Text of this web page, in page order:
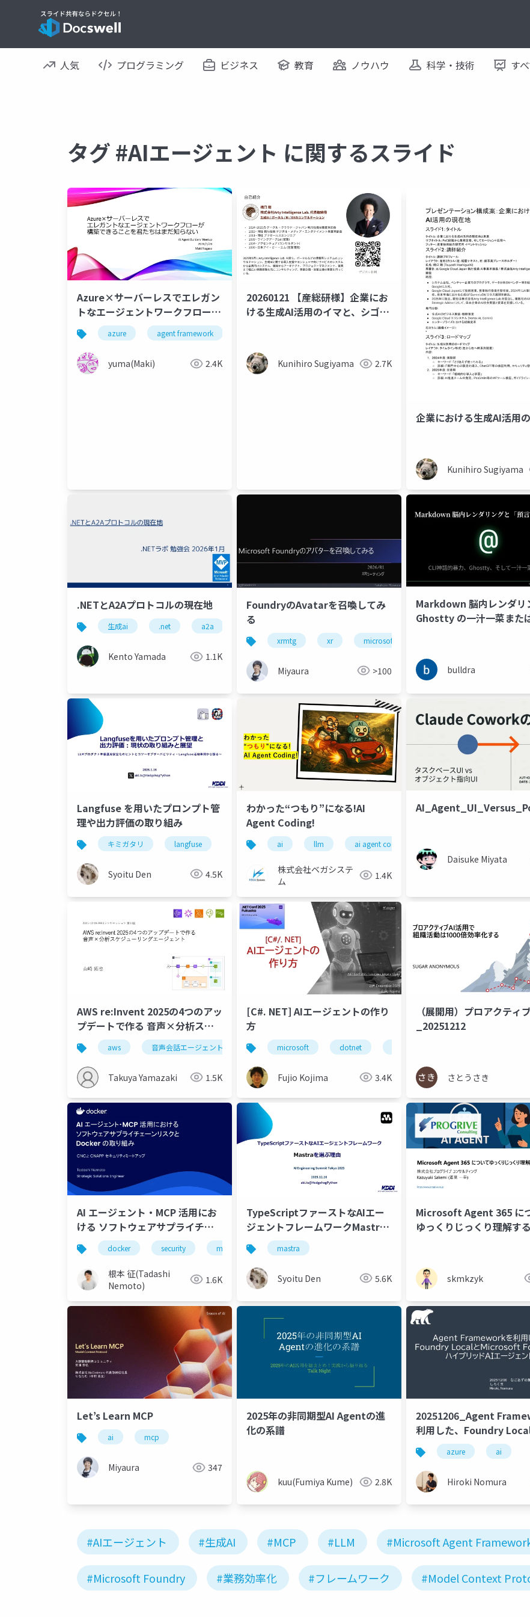
人気 プログラミング ビジネス 教育 ノウハウ 科学・技術 す
タグ #AIエージェント に関するスライド
Azure×サーバーレスでエレガン
トなエージェントワークフローが
構築できることを君たちはまだ知
らない
azure agent framework
yuma(Maki) 2.4K
20260121 【産総研様】企業にお
ける生成AI活用のイマと、シゴト
Kunihiro Sugiyama 2.7K
企業における生成AI活用
Kunihiro Sugiyama
.NETとA2Aプロトコルの現在地
生成ai .net a2a マイクロサービス a2aプロトコル
Kento Yamada 1.1K
FoundryのAvatarを召喚してみ
る
xrmtg xr microsoftfoundry
Miyaura >100
Markdown 脳内レンダリ
Ghostty の一汁一菜また
bulldra
Langfuse を用いたプロンプト管
理や出力評価の取り組み
キミガタリ langfuse
Syoitu Den 4.5K
わかった“つもり”になる!AI
Agent Coding!
ai llm ai agent codoing
株式会社ベガシステ
ム
1.4K
Daisuke Miyata
AWS re:Invent 2025の4つのアッ
プデートで作る 音声×分析スケ
ジューリングエージェント
aws 音声会話エージェント lambda durable functions netapp ontap
Takuya Yamazaki 1.5K
[C#. NET] AIエージェントの作り
方
microsoft dotnet
Fujio Kojima 3.4K
（展開用）プロアクティ
_20251212
さとうさき
AI エージェント・MCP 活用にお
ける ソフトウェアサプライチェ
ーンリスクと Docker の取り組み
docker security mcp container
根本 征(Tadashi
Nemoto)
1.6K
TypeScriptファーストなAIエー
ジェントフレームワークMastra
を選ぶ理由
mastra
Syoitu Den 5.6K
Microsoft Agent 365 に
ゆっくりじっくり理解す
skmkzyk
Let’s Learn MCP
ai mcp
Miyaura 347
2025年の非同期型AI Agentの進
化の系譜
kuu(Fumiya Kume) 2.8K
20251206_Agent
利用した、Foundry
Microsoft Foundryのハイ
ッドエージェント
azure ai
Hiroki Nomura
#AIエージェント #生成AI #MCP #LLM #Microsoft Agent
#Microsoft Foundry #業務効率化 #フレームワーク #Model Context